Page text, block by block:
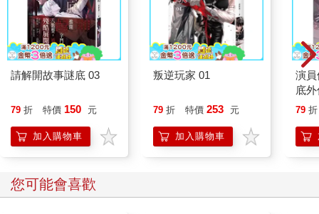
請解開故事謎底 03
79 折 特價 150 元
加入購物車
叛逆玩家 01
79 折 特價 253 元
加入購物車
演
底
79 折
您可能會喜歡